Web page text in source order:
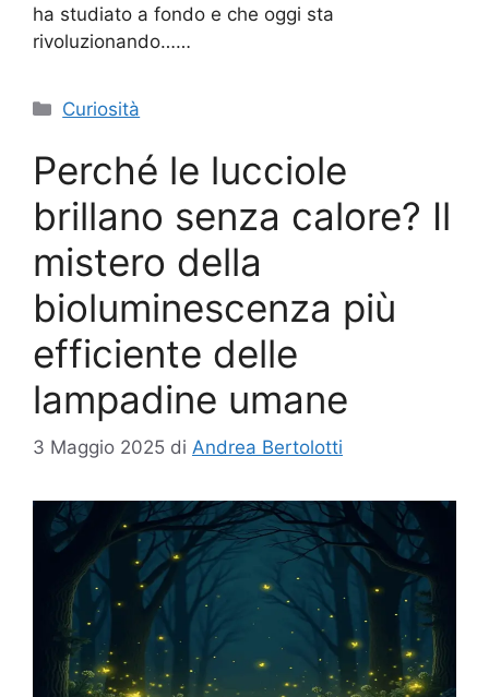
ha studiato a fondo e che oggi sta
rivoluzionando……
Categorie
Curiosità
Perché le lucciole
brillano senza calore? Il
mistero della
bioluminescenza più
efficiente delle
lampadine umane
3 Maggio 2025 di Andrea Bertolotti